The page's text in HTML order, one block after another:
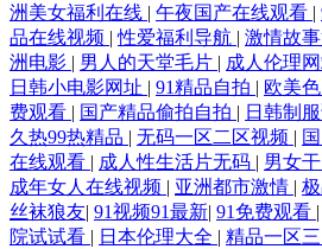
洲美女福利在线 | 午夜国产在线观看 |
品在线视频 |性爱福利导航 | 激情故
洲电影 | 男人的天堂毛片 | 成人伦理
日韩小电影网址 | 91精品自拍 | 欧美
费观看 | 国产精品偷拍自拍 | 日韩制
久热99热精品 | 无码一区二区视频 |
在线观看 | 成人性生活片无码 | 男女
成年女人在线视频 | 亚洲都市激情 |
丝袜狼友| 91视频91最新| 91免费观看 |
院试试看 | 日本伦理大全 | 精品一区